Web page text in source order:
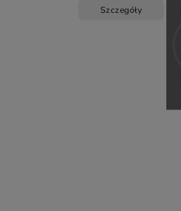
Szczegóły